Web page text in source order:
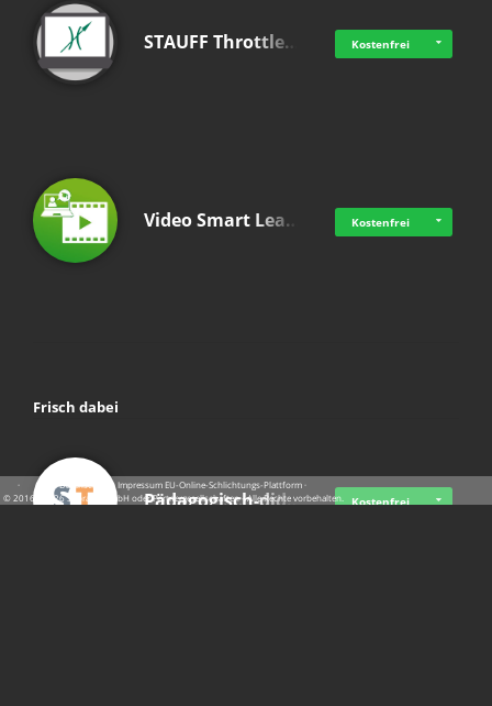
STAUFF Throttle… Kostenfrei
Video Smart Lea… Kostenfrei
Frisch dabei
Pädagogisch-did… Kostenfrei
· · ·Datenschutz ·Impressum EU-Online-Schlichtungs-Plattform·
© 2016 - 2026 SupraTix GmbH oder Partnergesellschaften - Alle Rechte vorbehalten.